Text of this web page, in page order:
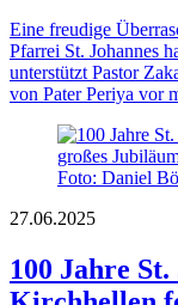
Eine freudige
Pfarrei St. Johannes
unterstützt Pastor
von Pater Periya vor
Foto: Daniel
27.06.2025
100 Jahre